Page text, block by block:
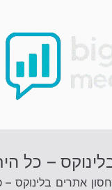
– כל
אתרים בלינוקס –